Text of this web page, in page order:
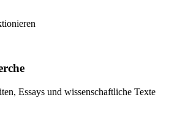
Essays und wissenschaftliche Texte